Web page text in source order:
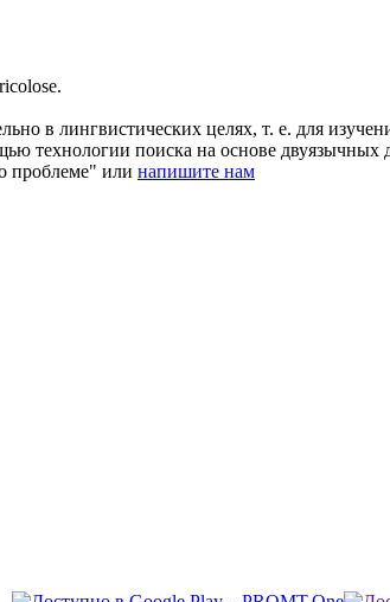
в лингвистических целях, т. е. для
технологии поиска на основе
проблеме" или напишите нам